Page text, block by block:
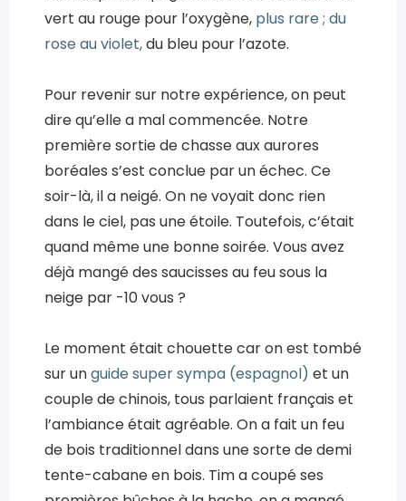
vert au rouge pour l’oxygène, plus rare ; du
rose au violet,du bleu pour l’azote.
Pour revenir sur notre expérience, on peut
dire qu’elle a mal commencée. Notre
première sortie de chasse aux aurores
boréales s’est conclue par un échec. Ce
soir-là, il a neigé. On ne voyait donc rien
dans le ciel, pas une étoile. Toutefois, c’était
quand même une bonne soirée. Vous avez
déjà mangé des saucisses au feu sous la
neige par -10 vous ?
Le moment était chouette car on est tombé
sur unguide super sympa (espagnol) et un
couple de chinois, tous parlaient français et
l’ambiance était agréable. On a fait un feu
de bois traditionnel dans une sorte de demi
tente-cabane en bois. Tim a coupé ses